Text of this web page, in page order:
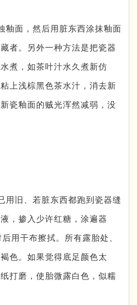
釉面，然后用脏东西涂抹釉面
者。另外一种方法是把瓷器
煮，如茶叶汁水久煮新仿
上浅棕黑色茶水汁，消去新
瓷釉面的贼光浑然减弱，没
用旧、若脏东西都跑到瓷器缝
，掺入少许红糖，涂遍器
用干布擦拭。所有露胎处、
色。如果觉得底足颜色太
打磨，使胎微露白色，似糯